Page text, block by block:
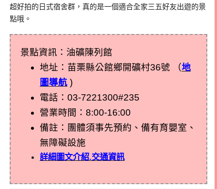
超好拍的日式宿舍群，真的是一個適合全家三五好友出遊的景
點哦。
景點資訊：油礦陳列館
地址：苗栗縣公館鄉開礦村36號 （地
圖導航 )
電話：03-7221300#235
營業時間：8:00-16:00
備註：團體須事先預約、備有育嬰室、
無障礙設施
詳細圖文介紹.交通資訊